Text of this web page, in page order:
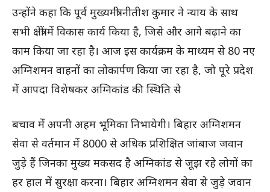
उन्होंने कहा कि पूर्व मुख्यमंत्री नीतीश कुमार ने न्याय के साथ
सभी क्षेत्रों में विकास कार्य किया है, जिसे और आगे बढ़ाने का
काम किया जा रहा है। आज इस कार्यक्रम के माध्यम से 80 नए
अग्निशमन वाहनों का लोकार्पण किया जा रहा है, जो पूरे प्रदेश
में आपदा विशेषकर अग्निकांड की स्थिति से
बचाव में अपनी अहम भूमिका निभायेगी। बिहार अग्निशमन
सेवा से वर्तमान में 8000 से अधिक प्रशिक्षित जांबाज जवान
जुड़े हैं जिनका मुख्य मकसद है अग्निकांड से जूझ रहे लोगों का
हर हाल में सुरक्षा करना। बिहार अग्निशमन सेवा से जुड़े जवान